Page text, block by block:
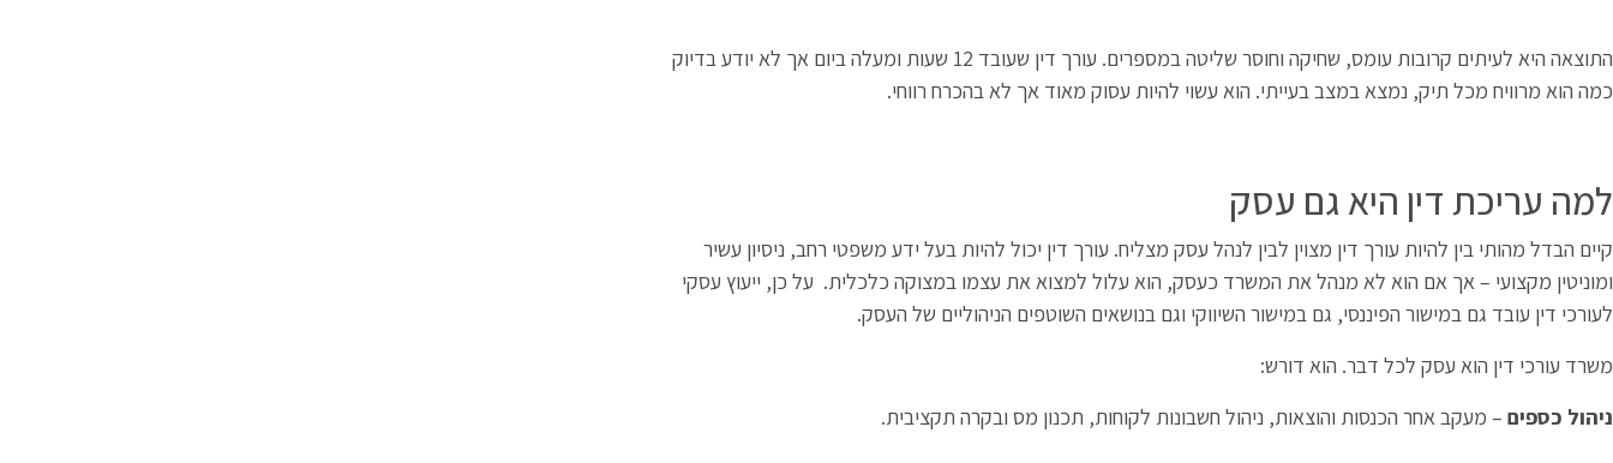
התוצאה היא לעיתים קרובות עומס, שחיקה וחוסר שליטה במספרים. עורך דין שעובד 12 שעות ומעלה ביום אך לא יודע בדיוק
כמה הוא מרוויח מכל תיק, נמצא במצב בעייתי. הוא עשוי להיות עסוק מאוד אך לא בהכרח רווחי.
למה עריכת דין היא גם עסק
קיים הבדל מהותי בין להיות עורך דין מצוין לבין לנהל עסק מצליח. עורך דין יכול להיות בעל ידע משפטי רחב, ניסיון עשיר
ומוניטין מקצועי – אך אם הוא לא מנהל את המשרד כעסק, הוא עלול למצוא את עצמו במצוקה כלכלית. על כן, ייעוץ עסקי
לעורכי דין עובד גם במישור הפיננסי, גם במישור השיווקי וגם בנושאים השוטפים הניהוליים של העסק.
משרד עורכי דין הוא עסק לכל דבר. הוא דורש:
ניהול כספים – מעקב אחר הכנסות והוצאות, ניהול חשבונות לקוחות, תכנון מס ובקרה תקציבית.